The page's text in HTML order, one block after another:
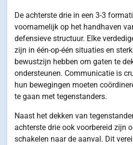
De achterste drie in een 3-3
voornamelijk op het handhaven
defensieve structuur. Elke
zijn in één-op-één situaties en
bewustzijn hebben om gaten te
ondersteunen. Communicatie is
hun bewegingen moeten
te gaan met tegenstanders.
Naast het dekken van
achterste drie ook voorbereid zijn
schakelen naar de aanval. Dit